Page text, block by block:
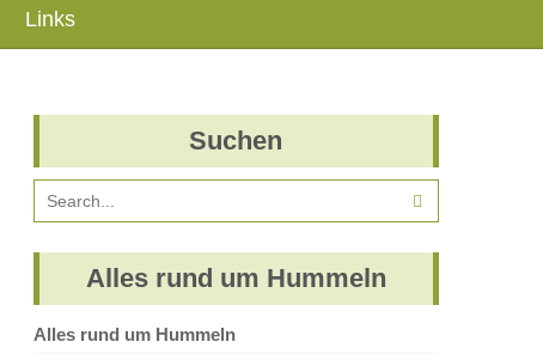
Links
Suchen
Alles rund um Hummeln
Alles rund um Hummeln